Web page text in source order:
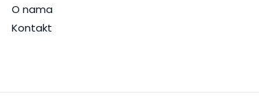
O nama
Kontakt